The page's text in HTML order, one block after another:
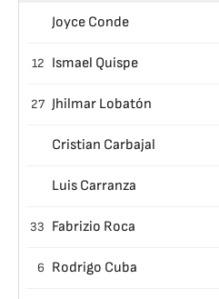
Joyce Conde
12 Ismael Quispe
27 Jhilmar Lobatón
Cristian Carbajal
Luis Carranza
33 Fabrizio Roca
6 Rodrigo Cuba